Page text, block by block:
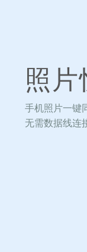
照片
手机照片一键
无需数据线连